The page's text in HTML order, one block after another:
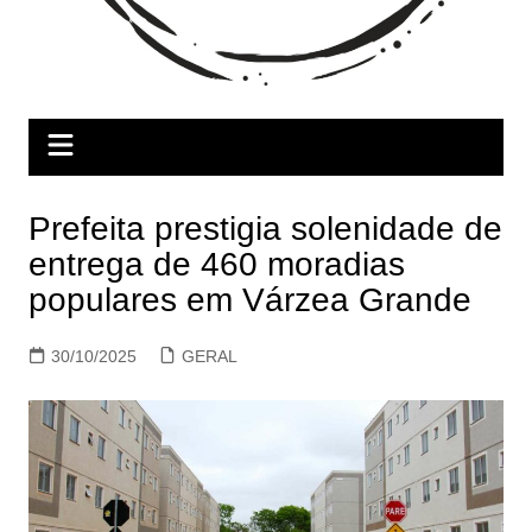
Prefeita prestigia solenidade de
entrega de 460 moradias
populares em Várzea Grande
30/10/2025 GERAL